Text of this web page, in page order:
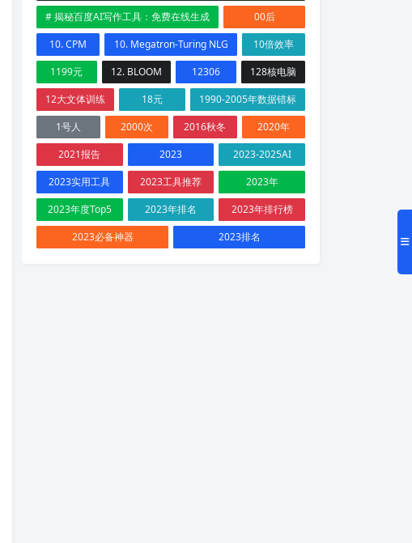
# 揭秘百度AI写作工具：免费在线生成
00后
10. CPM
10. Megatron-Turing NLG
10倍效率
1199元
12. BLOOM 12306
128核电脑
12大文体训练
18元
1990-2005年数据错标
1号人
2000次 2016秋冬
2020年
2021报告
2023
2023-2025AI
2023实用工具
2023工具推荐
2023年
2023年度Top5
2023年排名
2023年排行榜
2023必备神器
2023排名